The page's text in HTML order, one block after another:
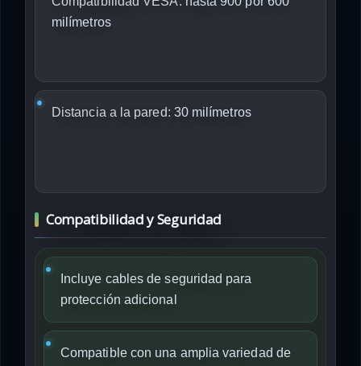
milímetros
Distancia a la pared: 30 milímetros
Compatibilidad y Seguridad
Incluye cables de seguridad para
protección adicional
Compatible con una amplia variedad de